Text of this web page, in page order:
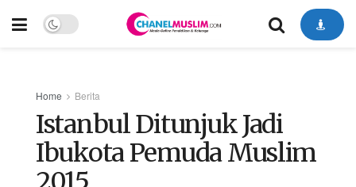
Home Berita
Istanbul Ditunjuk Jadi
Ibukota Pemuda Muslim